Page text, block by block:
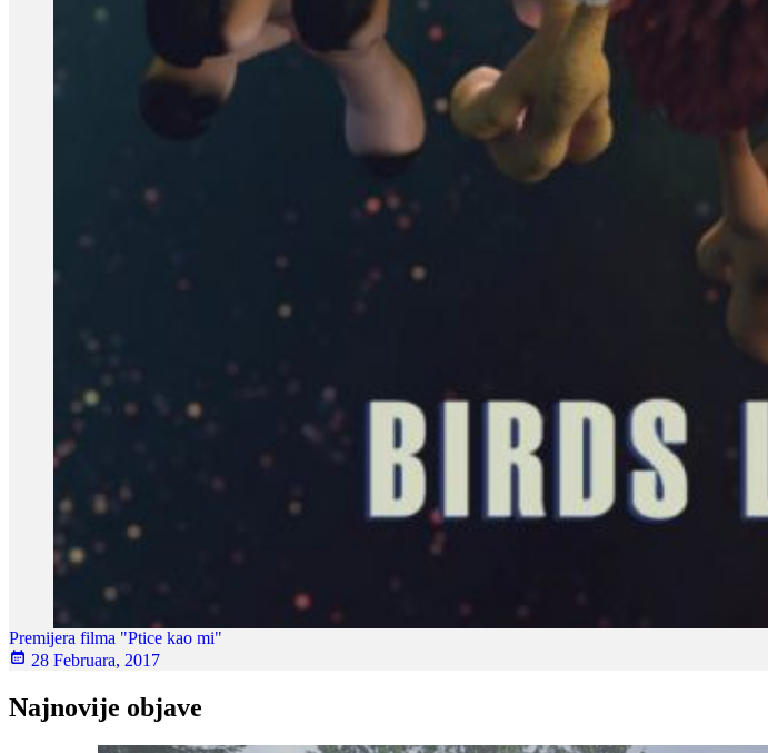
Premijera filma "Ptice kao mi"
28 Februara, 2017
Najnovije objave